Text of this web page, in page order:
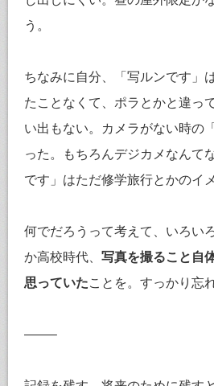
う。
ちなみに自分、「写ルンです」
たことなくて、ポラとかと違っ
い出もない。カメラがない時の
った。もちろんデジカメなんて
です」はただ修学旅行とかのイ
何でだろうって考えて、いろい
か高校時代、 写真を撮ること自
思っていたことを。すっかり忘
——–